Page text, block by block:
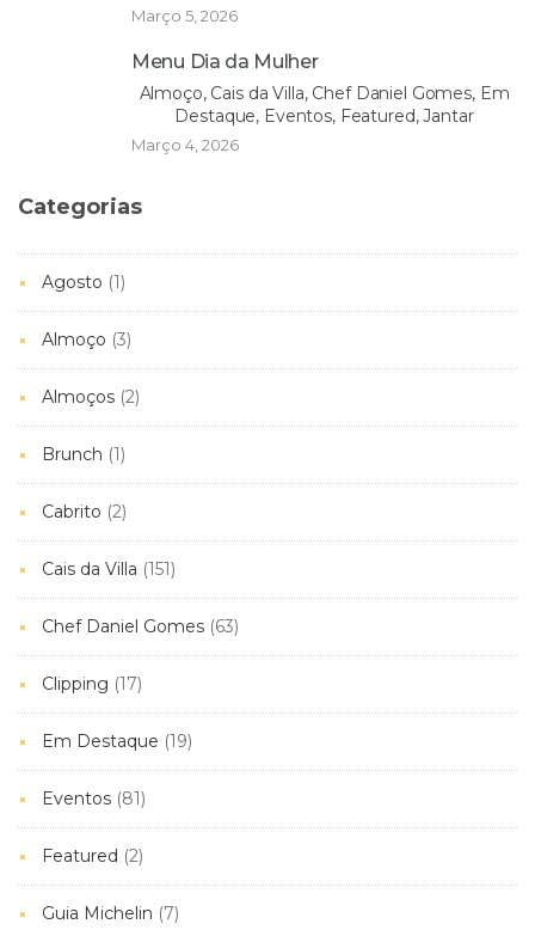
Março 5, 2026
Menu Dia da Mulher
Almoço, Cais da Villa, Chef Daniel Gomes, Em
Destaque, Eventos, Featured, Jantar
Março 4, 2026
Categorias
Agosto (1)
Almoço (3)
Almoços (2)
Brunch (1)
Cabrito (2)
Cais da Villa (151)
Chef Daniel Gomes (63)
Clipping (17)
Em Destaque (19)
Eventos (81)
Featured (2)
Guia Michelin (7)